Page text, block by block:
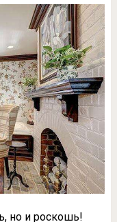
но и роскошь!